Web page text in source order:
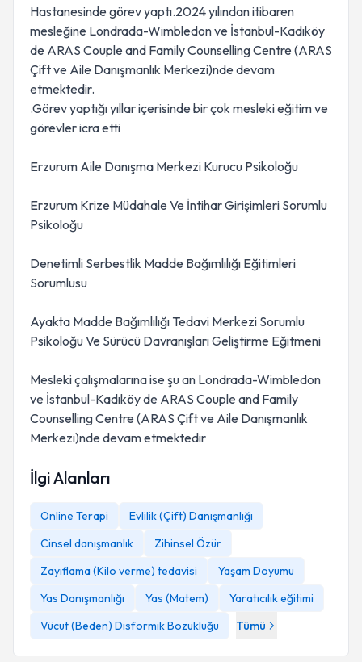
Hastanesinde görev yaptı.2024 yılından itibaren
mesleğine Londrada-Wimbledon ve İstanbul-Kadıköy
de ARAS Couple and Family Counselling Centre (ARAS
Çift ve Aile Danışmanlık Merkezi)nde devam
etmektedir.
.Görev yaptığı yıllar içerisinde bir çok mesleki eğitim ve
görevler icra etti
Erzurum Aile Danışma Merkezi Kurucu Psikoloğu
Erzurum Krize Müdahale Ve İntihar Girişimleri Sorumlu
Psikoloğu
Denetimli Serbestlik Madde Bağımlılığı Eğitimleri
Sorumlusu
Ayakta Madde Bağımlılığı Tedavi Merkezi Sorumlu
Psikoloğu Ve Sürücü Davranışları Geliştirme Eğitmeni
Mesleki çalışmalarına ise şu an Londrada-Wimbledon
ve İstanbul-Kadıköy de ARAS Couple and Family
Counselling Centre (ARAS Çift ve Aile Danışmanlık
Merkezi)nde devam etmektedir
İlgi Alanları
Online Terapi
Evlilik (Çift) Danışmanlığı
Cinsel danışmanlık
Zihinsel Özür
Zayıflama (Kilo verme) tedavisi
Yaşam Doyumu
Yas Danışmanlığı
Yas (Matem)
Yaratıcılık eğitimi
Vücut (Beden) Disformik Bozukluğu
Tümü